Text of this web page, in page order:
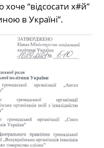
“відсосати х#й”
в Україні”.